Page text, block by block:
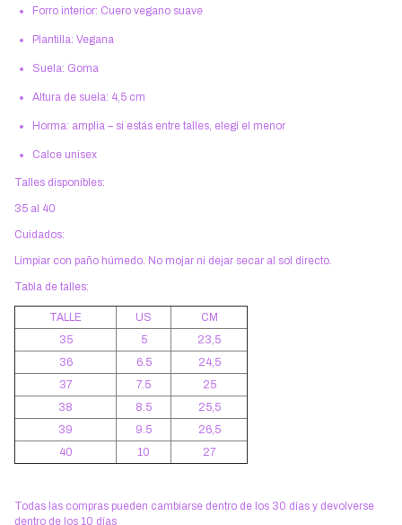
Forro interior: Cuero vegano suave
Plantilla: Vegana
Suela: Goma
Altura de suela: 4,5 cm
Horma: amplia – si estás entre talles, elegí el menor
Calce unisex
Talles disponibles:
35 al 40
Cuidados:
Limpiar con paño húmedo. No mojar ni dejar secar al sol directo.
Tabla de talles:
TALLE US
CM
35
5
23,5
36
6.5
24,5
37
7.5
25
38
8.5
25,5
39
9.5
26,5
40
10 27
Todas las compras pueden cambiarse dentro de los 30 días y devolverse
dentro de los 10 días